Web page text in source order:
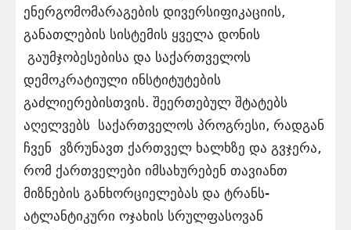
ენერგომომარაგების დივერსიფიკაციის,
განათლების სისტემის ყველა დონის
გაუმჯობესებისა და საქართველოს
დემოკრატიული ინსტიტუტების
გაძლიერებისთვის. შეერთებულ შტატებს
აღელვებს საქართველოს პროგრესი, რადგან
ჩვენ ვზრუნავთ ქართველ ხალხზე და გვჯერა,
რომ ქართველები იმსახურებენ თავიანთ
მიზნების განხორციელებას და ტრანს-
ატლანტიკური ოჯახის სრულფასოვან